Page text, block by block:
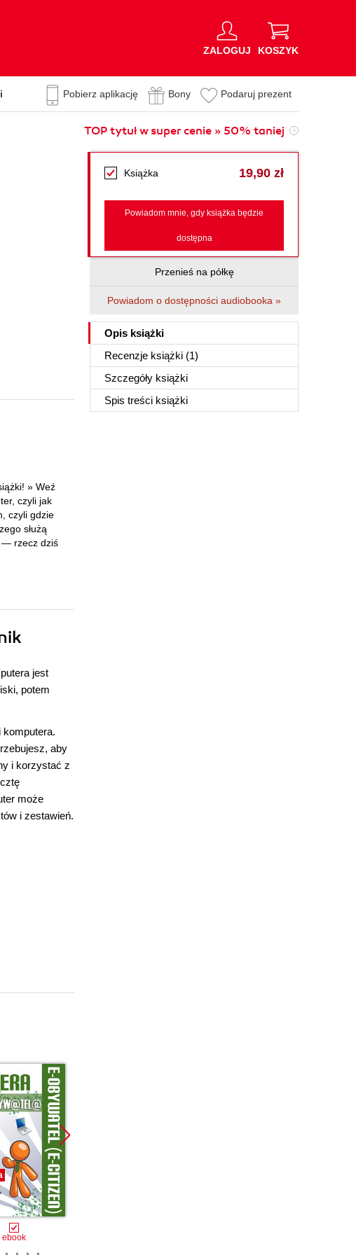
ZALOGUJ KOSZYK
Pobierz aplikację Bony Podaruj prezent
TOP tytuł w super cenie » 50% taniej
Książka 19,90 zł
Powiadom mnie, gdy książka będzie
dostępna
Przenieś na półkę
Powiadom o dostępności audiobooka »
Opis książki
Recenzje książki (1)
Szczegóły książki
Spis treści książki
» Weź
czyli jak
czyli gdzie
służą
— rzecz dziś
jest
potem
komputera.
aby
i korzystać z
może
i zestawień.
ebook